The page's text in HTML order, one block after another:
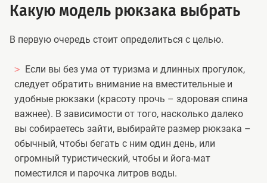
Какую модель рюкзака выбрать
В первую очередь стоит определиться с целью.
Если вы без ума от туризма и длинных прогулок,
следует обратить внимание на вместительные и
удобные рюкзаки (красоту прочь – здоровая спина
важнее). В зависимости от того, насколько далеко
вы собираетесь зайти, выбирайте размер рюкзака –
обычный, чтобы бегать с ним один день, или
огромный туристический, чтобы и йога-мат
поместился и парочка литров воды.